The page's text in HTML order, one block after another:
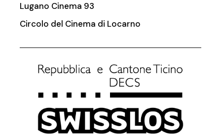
Lugano Cinema 93
Circolo del Cinema di Locarno